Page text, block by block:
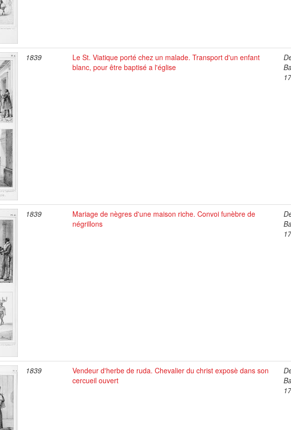
1839
Le St. Viatique porté chez un malade. Transport d'un enfant
blanc, pour être baptisé a l'église
1839
Mariage de nègres d'une maison riche. Convoi funèbre de
négrillons
1839
Vendeur d'herbe de ruda. Chevalier du christ exposè dans son
cercueil ouvert